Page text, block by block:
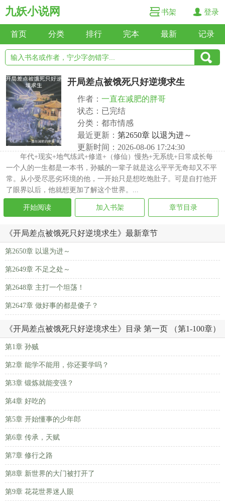
九妖小说网 书架 登录
首页 分类 排行 完本 最新 记录
开局差点被饿死只好逆境求生
作者： 一直在减肥的胖哥
状态：已完结
分类：都市情感
最近更新： 第2650章 以退为进～
更新时间：2026-08-06 17:24:30
年代+现实+地气练武+修道+（修仙）慢热+无系统+日常成长每
一个人的一生都是一本书，孙贼的一辈子就是这么平平无奇却又不平
常。从小受尽恶劣环境的他，一开始只是想吃饱肚子。可是自打他开
了眼界以后，他就想更加了解这个世界。...
开始阅读 加入书架 章节目录
《开局差点被饿死只好逆境求生》最新章节
第2650章 以退为进～
第2649章 不足之处～
第2648章 主打一个坦荡！
第2647章 做好事的都是傻子？
《开局差点被饿死只好逆境求生》目录 第一页 （第1-100章）
第1章 孙贼
第2章 能学不能用，你还要学吗？
第3章 锻炼就能变强？
第4章 好吃的
第5章 开始懂事的少年郎
第6章 传承，天赋
第7章 修行之路
第8章 新世界的大门被打开了
第9章 花花世界迷人眼